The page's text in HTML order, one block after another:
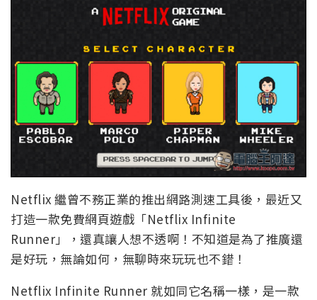
Netflix 繼曾不務正業的推出網路測速工具後，最近又
打造一款免費網頁遊戲「Netflix Infinite
Runner」，還真讓人想不透啊！不知道是為了推廣還
是好玩，無論如何，無聊時來玩玩也不錯！
Netflix Infinite Runner 就如同它名稱一樣，是一款